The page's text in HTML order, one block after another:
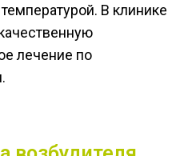
В клинике
лечение по